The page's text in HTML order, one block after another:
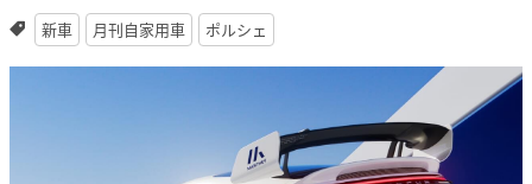
新車 月刊自家用車 ポルシェ